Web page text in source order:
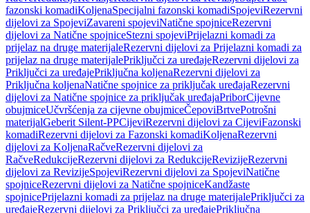
fazonski komadiKoljenaSpecijalni fazonski komadiSpojeviRezervni
dijelovi za SpojeviZavareni spojeviNatične spojniceRezervni
dijelovi za Natične spojniceStezni spojeviPrijelazni komadi za
prijelaz na druge materijaleRezervni dijelovi za Prijelazni komadi za
prijelaz na druge materijalePriključci za uređajeRezervni dijelovi za
Priključci za uređajePriključna koljenaRezervni dijelovi za
Priključna koljenaNatične spojnice za priključak uređajaRezervni
dijelovi za Natične spojnice za priključak uređajaPriborCijevne
obujmiceUčvršćenja za cijevne obujmiceČepoviBrtvePotrošni
materijalGeberit Silent-PPCijeviRezervni dijelovi za CijeviFazonski
komadiRezervni dijelovi za Fazonski komadiKoljenaRezervni
dijelovi za KoljenaRačveRezervni dijelovi za
RačveRedukcijeRezervni dijelovi za RedukcijeRevizijeRezervni
dijelovi za RevizijeSpojeviRezervni dijelovi za SpojeviNatične
spojniceRezervni dijelovi za Natične spojniceKandžaste
spojnicePrijelazni komadi za prijelaz na druge materijalePriključci za
uređajeRezervni dijelovi za Priključci za uređajePriključna